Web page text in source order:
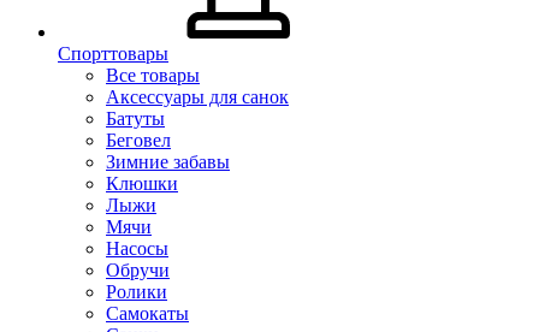
Спорттовары
Все товары
Аксессуары для санок
Батуты
Беговел
Зимние забавы
Клюшки
Лыжи
Мячи
Насосы
Обручи
Ролики
Самокаты